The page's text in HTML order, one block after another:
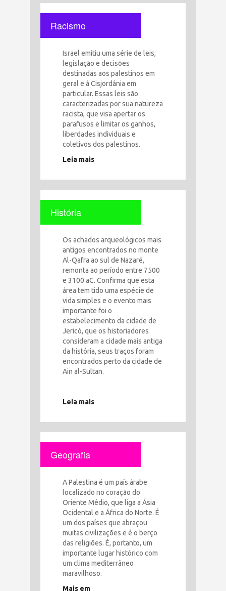
Racismo
Israel emitiu uma série de leis,
legislação e decisões
destinadas aos palestinos em
geral e à Cisjordânia em
particular. Essas leis são
caracterizadas por sua natureza
racista, que visa apertar os
parafusos e limitar os ganhos,
liberdades individuais e
coletivos dos palestinos.
Leia mais
História
Os achados arqueológicos mais
antigos encontrados no monte
Al-Qafra ao sul de Nazaré,
remonta ao período entre 7500
e 3100 aC. Confirma que esta
área tem tido uma espécie de
vida simples e o evento mais
importante foi o
estabelecimento da cidade de
Jericó, que os historiadores
consideram a cidade mais antiga
da história, seus traços foram
encontrados perto da cidade de
Ain al-Sultan.
Leia mais
Geografia
A Palestina é um país árabe
localizado no coração do
Oriente Médio, que liga a Ásia
Ocidental e a África do Norte. É
um dos países que abraçou
muitas civilizações e é o berço
das religiões. É, portanto, um
importante lugar histórico com
um clima mediterrâneo
maravilhoso.
Mais em